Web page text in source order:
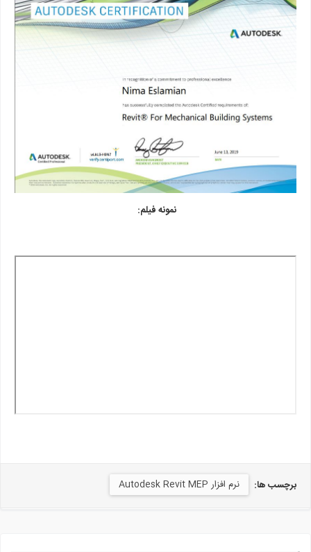
نمونه فیلم:
برچسب ها: نرم افزار Autodesk Revit MEP